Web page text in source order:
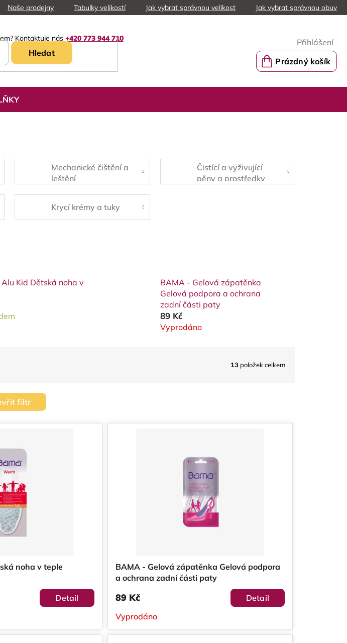
Naše prodejny Tabulky velikostí Jak vybrat správnou velikost Jak vybrat správnou obuv
Kontaktuje nás+420 773 944 710
Hledat
Přihlášení
Nákupní
košík
Prázdný košík
Mechanické čištění a
leštění
Čistící a vyživující
pěny a prostředky
Krycí krémy a tuky
Kid Dětská noha v
BAMA - Gelová zápatěnka
Gelová podpora a ochrana
zadní části paty
89 Kč
Vyprodáno
13 položek celkem
filtr
noha v teple
Detail
BAMA - Gelová zápatěnka Gelová podpora
a ochrana zadní části paty
89 Kč
Detail
Vyprodáno